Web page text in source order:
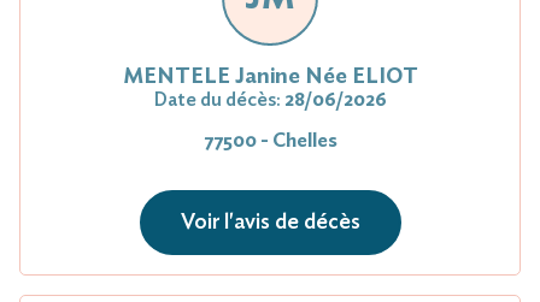
MENTELE Janine Née ELIOT
Date du décès: 28/06/2026
77500 - Chelles
Voir l'avis de décès